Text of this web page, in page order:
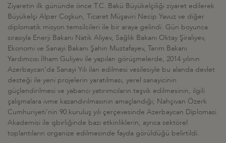
Ziyaretin ilk gününde önce T.C. Bakü Büyükelçiliği ziyaret edilerek
Büyükelçi Alper Coşkun, Ticaret Müşaviri Necip Yavuz ve diğer
diplomatik misyon temsilcileri ile bir araya gelindi. Gün boyunca
sırasıyla Enerji Bakanı Natik Aliyev, Sağlık Bakanı Oktay Şiraliyev,
Ekonomi ve Sanayi Bakanı Şahin Mustafayev, Tarım Bakanı
Yardımcısı İlham Guliyev ile yapılan görüşmelerde, 2014 yılının
Azerbaycan’da Sanayi Yılı ilan edilmesi vesilesiyle bu alanda devlet
desteği ile yeni projelerin yaratılması, yerel sanayicinin
güçlendirilmesi ve yabancı yatırımcıların teşvik edilmesinin, ilgili
çalışmalara ivme kazandırılmasının amaçlandığı; Nahçıvan Özerk
Cumhuriyeti’nin 90.kuruluş yılı çerçevesinde Azerbaycan Diplomasi
Akademisi ile işbirliğinde bazı etkinliklerin, ayrıca sektörel
toplantıların organize edilmesinde fayda görüldüğü belirtildi.